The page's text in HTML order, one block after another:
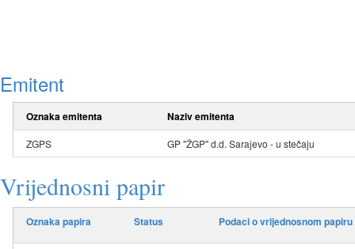
Emitent
Oznaka emitenta Naziv emitenta
ZGPS GP "ŽGP" d.d. Sarajevo - u stečaju
Vrijednosni papir
Oznaka papira Status Podaci o vrijednosnom papiru